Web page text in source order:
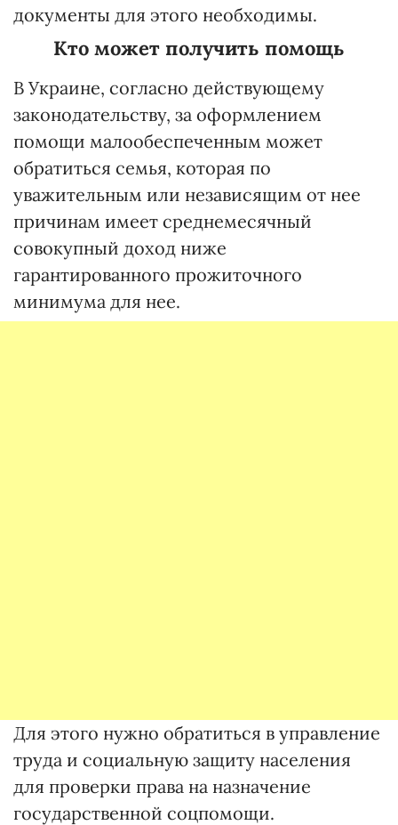
документы для этого необходимы.
Кто может получить помощь
В Украине, согласно действующему
законодательству, за оформлением
помощи малообеспеченным может
обратиться семья, которая по
уважительным или независящим от нее
причинам имеет среднемесячный
совокупный доход ниже
гарантированного прожиточного
минимума для нее.
Для этого нужно обратиться в управление
труда и социальную защиту населения
для проверки права на назначение
государственной соцпомощи.